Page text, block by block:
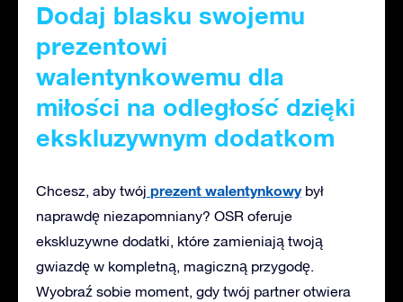
Dodaj blasku swojemu
prezentowi
walentynkowemu dla
miłości na odległość dzięki
ekskluzywnym dodatkom
Chcesz, aby twój prezent walentynkowybył
naprawdę niezapomniany? OSR oferuje
ekskluzywne dodatki, które zamieniają twoją
gwiazdę w kompletną, magiczną przygodę.
Wyobraź sobie moment, gdy twój partner otwiera